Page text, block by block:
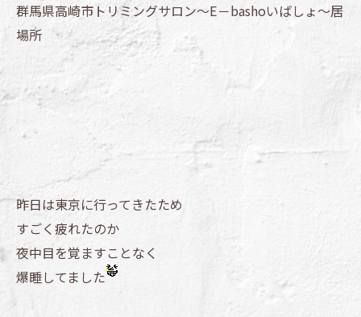
群馬県高崎市トリミングサロン～E－bashoいばしょ～居
場所
昨日は東京に行ってきたため
すごく疲れたのか
夜中目を覚ますことなく
爆睡してました